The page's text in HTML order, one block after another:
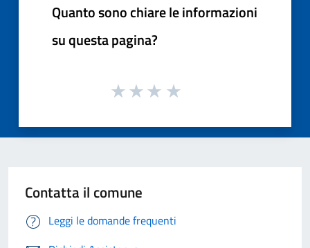
Quanto sono chiare le informazioni
su questa pagina?
Contatta il comune
Leggi le domande frequenti